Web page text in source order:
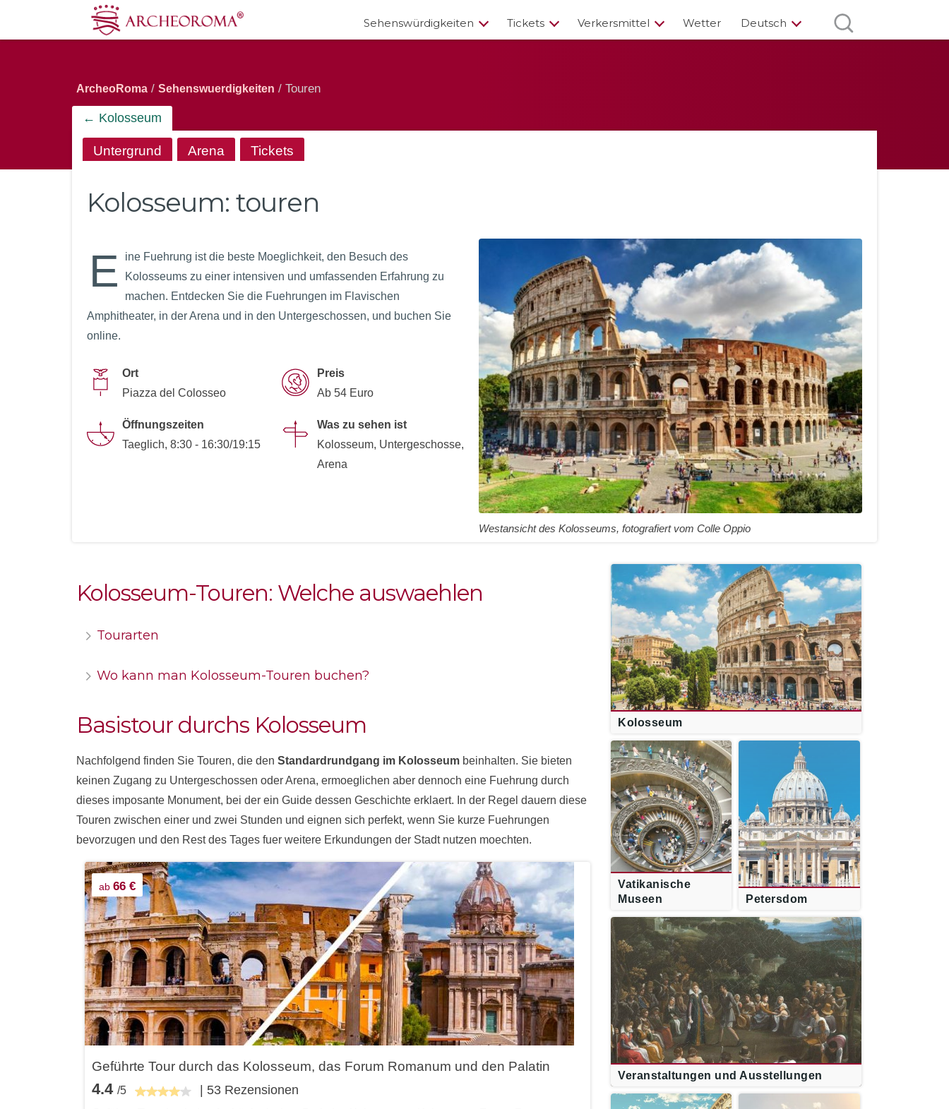
Sehenswürdigkeiten Tickets Verkersmittel Wetter Deutsch
ArcheoRoma / Sehenswuerdigkeiten / Touren
← Kolosseum
Untergrund Arena Tickets
Kolosseum: touren
E
ine Fuehrung ist die beste Moeglichkeit, den Besuch des
Kolosseums zu einer intensiven und umfassenden Erfahrung zu
machen. Entdecken Sie die Fuehrungen im Flavischen
Amphitheater, in der Arena und in den Untergeschossen, und buchen Sie
online.
Ort
Piazza del Colosseo
Öffnungszeiten
Taeglich, 8:30 - 16:30/19:15
Preis
Ab 54 Euro
Was zu sehen ist
Kolosseum, Untergeschosse,
Arena
Westansicht des Kolosseums, fotografiert vom Colle Oppio
Kolosseum-Touren: Welche auswaehlen
Tourarten
Wo kann man Kolosseum-Touren buchen?
Basistour durchs Kolosseum
Nachfolgend finden Sie Touren, die den Standardrundgang im Kolosseum beinhalten. Sie bieten
keinen Zugang zu Untergeschossen oder Arena, ermoeglichen aber dennoch eine Fuehrung durch
dieses imposante Monument, bei der ein Guide dessen Geschichte erklaert. In der Regel dauern diese
Touren zwischen einer und zwei Stunden und eignen sich perfekt, wenn Sie kurze Fuehrungen
bevorzugen und den Rest des Tages fuer weitere Erkundungen der Stadt nutzen moechten.
ab 66 €
Geführte Tour durch das Kolosseum, das Forum Romanum und den Palatin
4.4 /5 | 53 Rezensionen
Kolosseum
Vatikanische
Museen
Petersdom
Veranstaltungen und Ausstellungen